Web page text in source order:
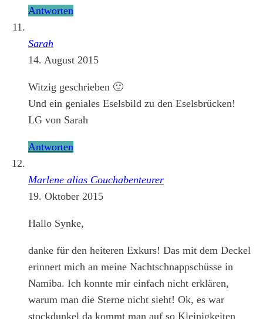
Antworten
Sarah
14. August 2015
Witzig geschrieben 🙂
Und ein geniales Eselsbild zu den Eselsbrücken!
LG von Sarah
Antworten
Marlene alias Couchabenteurer
19. Oktober 2015
Hallo Synke,
danke für den heiteren Exkurs! Das mit dem Deckel
erinnert mich an meine Nachtschnappschüsse in
Namiba. Ich konnte mir einfach nicht erklären,
warum man die Sterne nicht sieht! Ok, es war
stockdunkel da kommt man auf so Kleinigkeiten